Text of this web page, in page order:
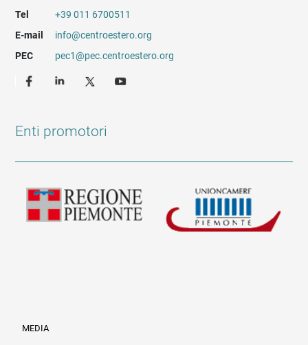
Tel
+39 011 6700511
E-mail
info@centroestero.org
PEC
pec1@pec.centroestero.org
Enti promotori
MEDIA